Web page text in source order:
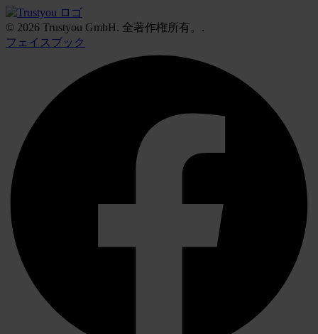
© 2026 Trustyou GmbH. 全著作権所有。.
フェイスブック